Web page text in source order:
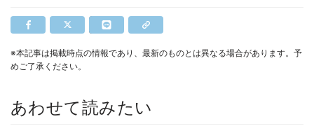
※本記事は掲載時点の情報であり、最新のものとは異なる場合があります。予
めご了承ください。
あわせて読みたい